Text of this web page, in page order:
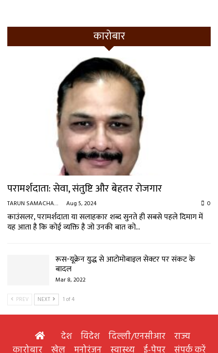
कारोबार
परामर्शदाता: सेवा, संतुष्टि और बेहतर रोजगार
TARUN SAMACHAR Aug 5, 2024 0
काउंसलर, परामर्शदाता या सलाहकार शब्द सुनते ही सबसे पहले दिमाग में
यह आता है कि कोई व्यक्ति है जो उनकी बात को…
रूस-यूक्रेन युद्ध से आटोमोबाइल सेक्टर पर संकट के
बादल
Mar 8, 2022
PREV NEXT 1 of 4
देश विदेश दिल्ली/एनसीआर
राज्य